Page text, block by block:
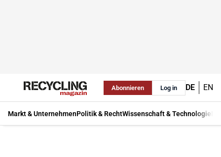
Abonnieren Log in DE EN
Markt & UnternehmenPolitik & RechtWissenschaft & Technologie